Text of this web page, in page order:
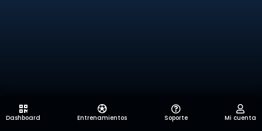
Dashboard Entrenamientos Soporte Mi cuenta